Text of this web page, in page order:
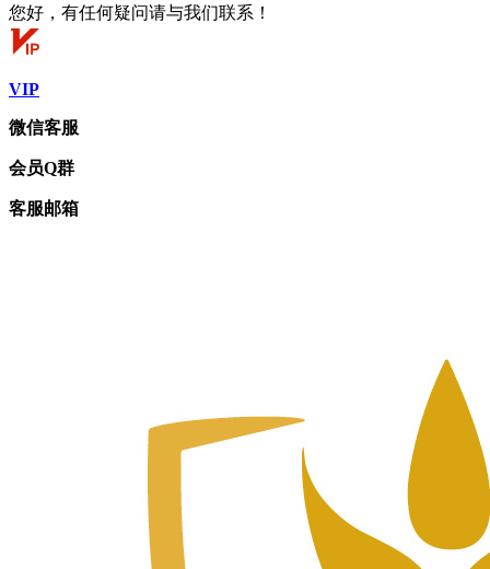
您好，有任何疑问请与我们联系！
VIP
微信客服
会员Q群
客服邮箱